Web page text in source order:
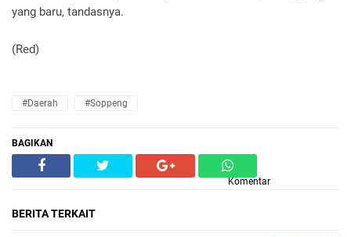
yang baru, tandasnya.
(Red)
#Daerah #Soppeng
BAGIKAN
Komentar
BERITA TERKAIT